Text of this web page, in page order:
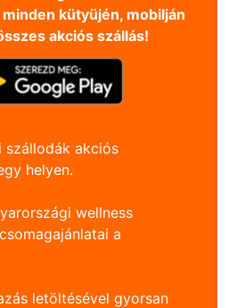
kütyüjén, mobilján
akciós szállás!
szállodák akciós
helyen.
wellness
a
letöltésével gyorsan